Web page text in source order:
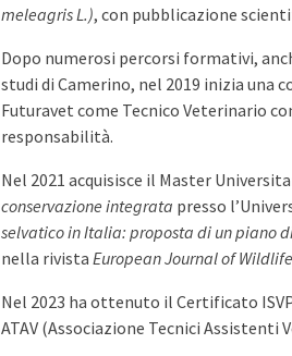
meleagris L.), con pubblicazione
Dopo numerosi percorsi formativi,
studi di Camerino, nel 2019 inizia una
Futuravet come Tecnico Veterinario
responsabilità.
Nel 2021 acquisisce il Master
conservazione integrata presso
selvatico in Italia: proposta di un piano
nella rivista European Journal of
Nel 2023 ha ottenuto il Certificato
ATAV (Associazione Tecnici Assistenti